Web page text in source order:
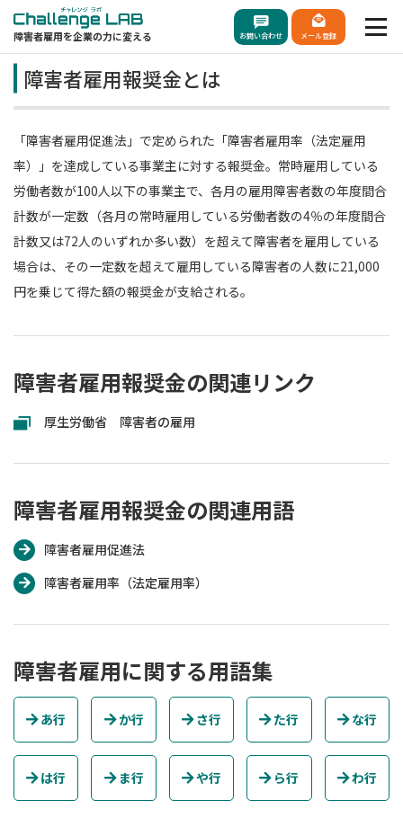
障害者雇用を企業の力に変える お問い合わせ メール登録
障害者雇用報奨金とは
「障害者雇用促進法」で定められた「障害者雇用率（法定雇用
率）」を達成している事業主に対する報奨金。常時雇用している
労働者数が100人以下の事業主で、各月の雇用障害者数の年度間合
計数が一定数（各月の常時雇用している労働者数の4％の年度間合
計数又は72人のいずれか多い数）を超えて障害者を雇用している
場合は、その一定数を超えて雇用している障害者の人数に21,000
円を乗じて得た額の報奨金が支給される。
障害者雇用報奨金の関連リンク
厚生労働省 障害者の雇用
障害者雇用報奨金の関連用語
障害者雇用促進法
障害者雇用率（法定雇用率）
障害者雇用に関する用語集
あ行 か行 さ行 た行 な行
は行 ま行 や行 ら行 わ行